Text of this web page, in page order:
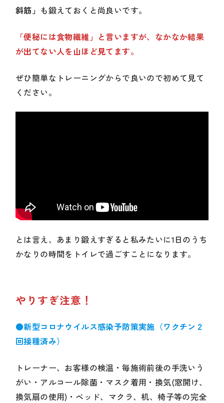
斜筋」 も鍛えておくと尚良いです。
「便秘には食物繊維」と言いますが、なかなか結果
が出てない人を山ほど見てます。
ぜひ簡単なトレーニングからで良いので初めて見て
ください。
とは言え、あまり鍛えすぎると私みたいに1日のうち
かなりの時間をトイレで過ごすことになります。
やりすぎ注意！
●新型コロナウイルス感染予防策実施（ワクチン２
回接種済み）
トレーナー、お客様の検温・毎施術前後の手洗いう
がい・アルコール除菌・マスク着用・換気(窓開け、
換気扇の使用)・ベッド、マクラ、机、椅子等の完全